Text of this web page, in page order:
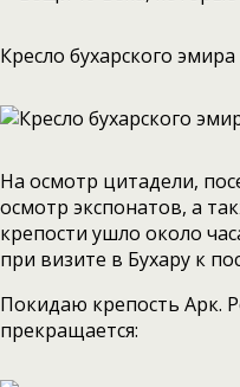
Кресло бухарского
На осмотр цитадели,
осмотр экспонатов, а
крепости ушло около
при визите в Бухару к
Покидаю крепость Арк.
прекращается: